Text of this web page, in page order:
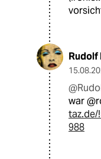
Rudolf
war
taz.de/
988